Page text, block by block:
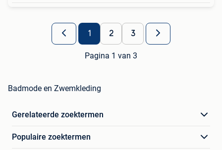
1 2 3
Pagina 1 van 3
Badmode en Zwemkleding
Gerelateerde zoektermen
Populaire zoektermen